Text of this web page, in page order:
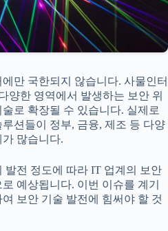
만 국한되지 않습니다. 사물인터
양한 영역에서 발생하는 보안 위
로 확장될 수 있습니다. 실제로
션들이 정부, 금융, 제조 등 다양
많습니다.
발전 정도에 따라 IT 업계의 보안
예상됩니다. 이번 이슈를 계기
보안 기술 발전에 힘써야 할 것